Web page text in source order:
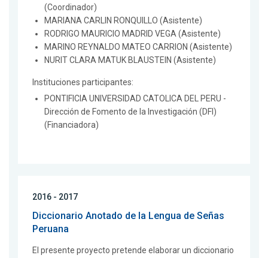
(Coordinador)
MARIANA CARLIN RONQUILLO (Asistente)
RODRIGO MAURICIO MADRID VEGA (Asistente)
MARINO REYNALDO MATEO CARRION (Asistente)
NURIT CLARA MATUK BLAUSTEIN (Asistente)
Instituciones participantes:
PONTIFICIA UNIVERSIDAD CATOLICA DEL PERU -
Dirección de Fomento de la Investigación (DFI)
(Financiadora)
2016 - 2017
Diccionario Anotado de la Lengua de Señas
Peruana
El presente proyecto pretende elaborar un diccionario